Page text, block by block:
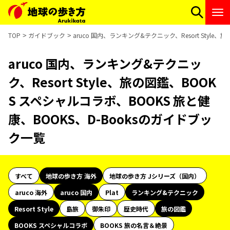
TOP ガイドブック aruco 国内、ランキング&テクニック、Resort Style、
aruco 国内、ランキング&テクニッ
ク、Resort Style、旅の図鑑、BOOK
S スペシャルコラボ、BOOKS 旅と健
康、BOOKS、D-Booksのガイドブッ
ク一覧
すべて 地球の歩き方 海外
地球の歩き方 Jシリーズ（国内）
aruco 海外
aruco 国内 Plat
ランキング&テクニック
Resort Style
島旅 御朱印 歴史時代
旅の図鑑
BOOKS スペシャルコラボ
BOOKS 旅の名言＆絶景